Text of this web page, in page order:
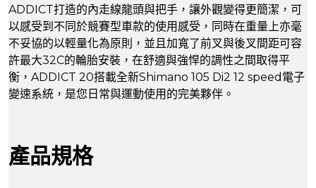
ADDICT打造的內走線龍頭與把手，讓外觀變得更簡潔，可
以感受到不同於競賽型車款的使用感受，同時在重量上亦毫
不妥協的以輕量化為原則，並且加寬了前叉與後叉間距可容
許最大32C的輪胎安裝，在舒適與強悍的調性之間取得平
衡，ADDICT 20搭載全新Shimano 105 Di2 12 speed電子
變速系統，是您日常與運動使用的完美夥伴。
產品規格